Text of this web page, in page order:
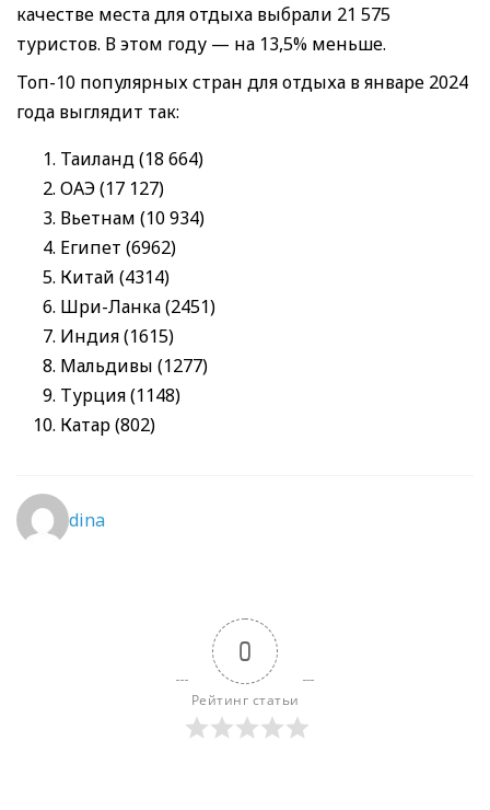
качестве места для отдыха выбрали 21 575
туристов. В этом году — на 13,5% меньше.
Топ-10 популярных стран для отдыха в январе 2024
года выглядит так:
Таиланд (18 664)
ОАЭ (17 127)
Вьетнам (10 934)
Египет (6962)
Китай (4314)
Шри-Ланка (2451)
Индия (1615)
Мальдивы (1277)
Турция (1148)
Катар (802)
dina
0
Рейтинг статьи